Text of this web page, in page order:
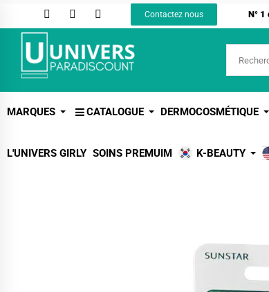
Contactez nous N° 1
MARQUES CATALOGUE DERMOCOSMÉTIQUE
L'UNIVERS GIRLY SOINS PREMUIM K-BEAUTY